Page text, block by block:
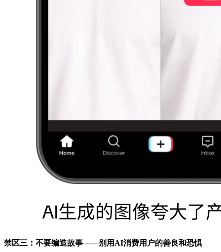
禁区三：不要编造故事——别用AI消费用户的善良和恐惧